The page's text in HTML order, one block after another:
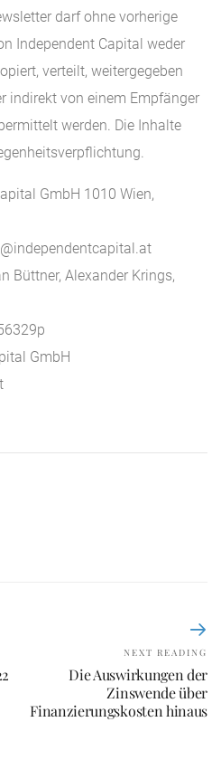
darf ohne vorherige
Independent Capital weder
verteilt, weitergegeben
indirekt von einem Empfänger
werden. Die Inhalte
GmbH 1010 Wien,
Büttner, Alexander Krings,
GmbH
NEXT READING
Die Auswirkungen der
Zinswende über
Finanzierungskosten hinaus